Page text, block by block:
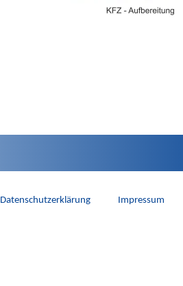
Datenschutzerklärung Impressum